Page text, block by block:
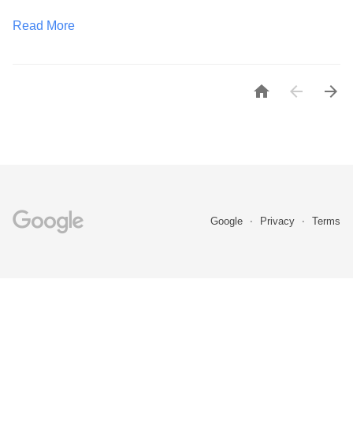
Read More
  
Google Privacy Terms